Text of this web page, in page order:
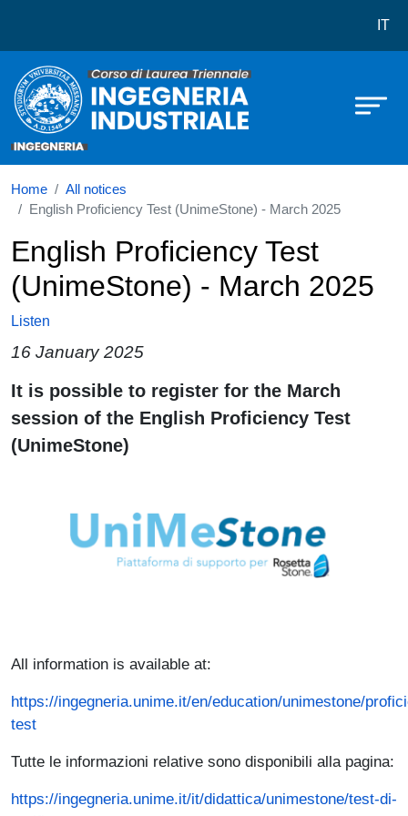
Corso di laurea in Ingegneria IT
Home
All notices
English Proficiency Test (UnimeStone) - March 2025
English Proficiency Test
(UnimeStone) - March 2025
Listen
16 January 2025
Paragrafo
It is possible to register for the March
session of the English Proficiency Test
(UnimeStone)
All information is available at:
https://ingegneria.unime.it/en/education/unimestone/
test
Tutte le informazioni relative sono disponibili alla pagina:
https://ingegneria.unime.it/it/didattica/unimestone/test-di-